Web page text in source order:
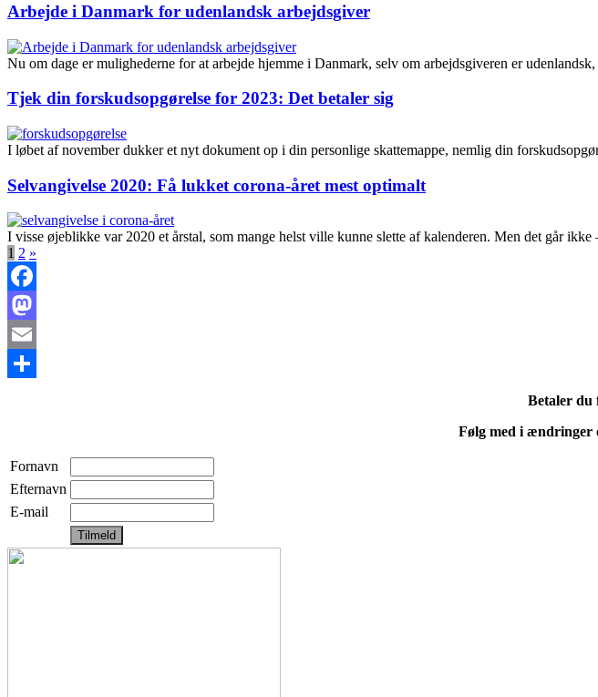
Arbejde i Danmark for udenlandsk arbejdsgiver
Nu om dage er mulighederne for at arbejde hjemme i Danmark, selv om arbejdsgiveren er
Tjek din forskudsopgørelse for 2023: Det betaler sig
I løbet af november dukker et nyt dokument op i din personlige skattemappe, nemlig din
Selvangivelse 2020: Få lukket corona-året mest optimalt
I visse øjeblikke var 2020 et årstal, som mange helst ville kunne slette af kalenderen. Men det går
1 2 »
Facebook
Mastodon
Email
Betaler du
Følg med i ændringer
Fornavn
Efternavn
E-mail